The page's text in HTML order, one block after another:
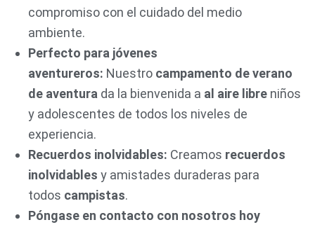
compromiso con el cuidado del medio
ambiente.
Perfecto para jóvenes
aventureros: Nuestro campamento de verano
de aventura da la bienvenida a al aire libre niños
y adolescentes de todos los niveles de
experiencia.
Recuerdos inolvidables: Creamos recuerdos
inolvidables y amistades duraderas para
todos campistas.
Póngase en contacto con nosotros hoy